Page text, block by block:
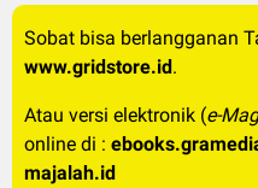
Sobat bisa berlangganan
www.gridstore.id.
Atau versi elektronik (e-
online di :
majalah.id